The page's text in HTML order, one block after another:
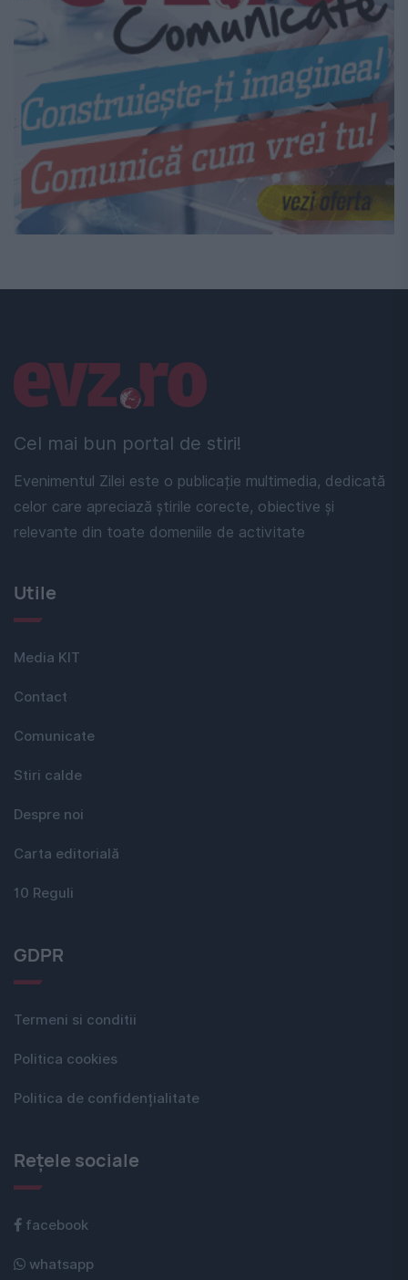
Cel mai bun portal de stiri!
Evenimentul Zilei este o publicație multimedia, dedicată
celor care apreciază știrile corecte, obiective și
relevante din toate domeniile de activitate
Linkuri utile
Utile
Media KIT
Contact
Comunicate
Stiri calde
Despre noi
Carta editorială
10 Reguli
GDPR
Termeni si conditii
Politica cookies
Politica de confidențialitate
Rețele sociale
facebook
whatsapp